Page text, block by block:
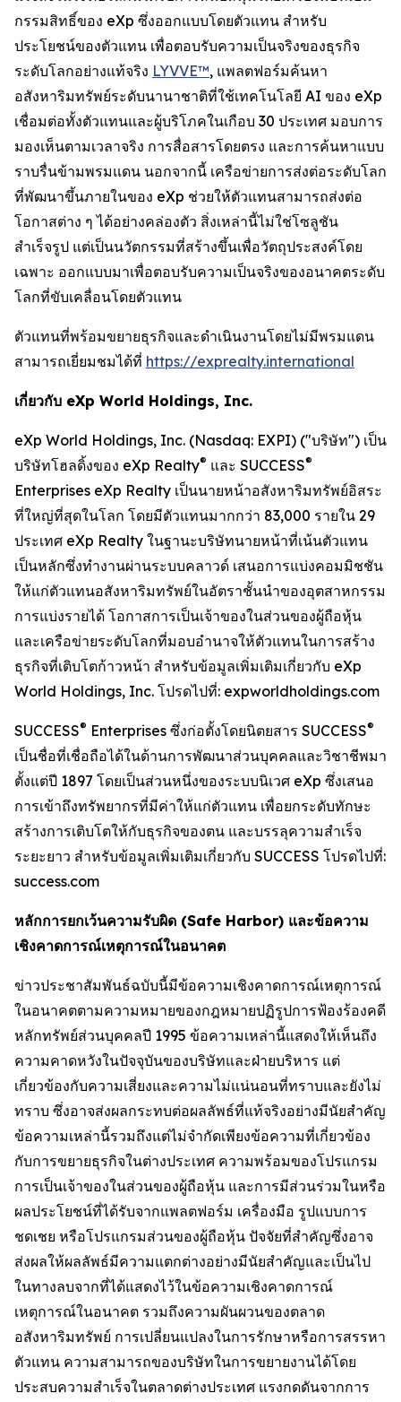
กรรมสิทธิ์ของ eXp ซึ่งออกแบบโดยตัวแทน สำหรับ
ประโยชน์ของตัวแทน เพื่อตอบรับความเป็นจริงของธุรกิจ
ระดับโลกอย่างแท้จริง LYVVE™, แพลตฟอร์มค้นหา
อสังหาริมทรัพย์ระดับนานาชาติที่ใช้เทคโนโลยี AI ของ eXp
เชื่อมต่อทั้งตัวแทนและผู้บริโภคในเกือบ 30 ประเทศ มอบการ
มองเห็นตามเวลาจริง การสื่อสารโดยตรง และการค้นหาแบบ
ราบรื่นข้ามพรมแดน นอกจากนี้ เครือข่ายการส่งต่อระดับโลก
ที่พัฒนาขึ้นภายในของ eXp ช่วยให้ตัวแทนสามารถส่งต่อ
โอกาสต่าง ๆ ได้อย่างคล่องตัว สิ่งเหล่านี้ไม่ใช่โซลูชัน
สำเร็จรูป แต่เป็นนวัตกรรมที่สร้างขึ้นเพื่อวัตถุประสงค์โดย
เฉพาะ ออกแบบมาเพื่อตอบรับความเป็นจริงของอนาคตระดับ
โลกที่ขับเคลื่อนโดยตัวแทน
ตัวแทนที่พร้อมขยายธุรกิจและดำเนินงานโดยไม่มีพรมแดน
สามารถเยี่ยมชมได้ที่ https://exprealty.international
เกี่ยวกับ eXp World Holdings, Inc.
eXp World Holdings, Inc. (Nasdaq: EXPI) ("บริษัท") เป็น
บริษัทโฮลดิ้งของ eXp Realty® และ SUCCESS®
Enterprises eXp Realty เป็นนายหน้าอสังหาริมทรัพย์อิสระ
ที่ใหญ่ที่สุดในโลก โดยมีตัวแทนมากกว่า 83,000 รายใน 29
ประเทศ eXp Realty ในฐานะบริษัทนายหน้าที่เน้นตัวแทน
เป็นหลักซึ่งทำงานผ่านระบบคลาวด์ เสนอการแบ่งคอมมิชชัน
ให้แก่ตัวแทนอสังหาริมทรัพย์ในอัตราชั้นนำของอุตสาหกรรม
การแบ่งรายได้ โอกาสการเป็นเจ้าของในส่วนของผู้ถือหุ้น
และเครือข่ายระดับโลกที่มอบอำนาจให้ตัวแทนในการสร้าง
ธุรกิจที่เติบโตก้าวหน้า สำหรับข้อมูลเพิ่มเติมเกี่ยวกับ eXp
World Holdings, Inc. โปรดไปที่: expworldholdings.com
SUCCESS® Enterprises ซึ่งก่อตั้งโดยนิตยสาร SUCCESS®
เป็นชื่อที่เชื่อถือได้ในด้านการพัฒนาส่วนบุคคลและวิชาชีพมา
ตั้งแต่ปี 1897 โดยเป็นส่วนหนึ่งของระบบนิเวศ eXp ซึ่งเสนอ
การเข้าถึงทรัพยากรที่มีค่าให้แก่ตัวแทน เพื่อยกระดับทักษะ
สร้างการเติบโตให้กับธุรกิจของตน และบรรลุความสำเร็จ
ระยะยาว สำหรับข้อมูลเพิ่มเติมเกี่ยวกับ SUCCESS โปรดไปที่:
success.com
หลักการยกเว้นความรับผิด (Safe Harbor) และข้อความ
เชิงคาดการณ์เหตุการณ์ในอนาคต
ข่าวประชาสัมพันธ์ฉบับนี้มีข้อความเชิงคาดการณ์เหตุการณ์
ในอนาคตตามความหมายของกฎหมายปฏิรูปการฟ้องร้องคดี
หลักทรัพย์ส่วนบุคคลปี 1995 ข้อความเหล่านี้แสดงให้เห็นถึง
ความคาดหวังในปัจจุบันของบริษัทและฝ่ายบริหาร แต่
เกี่ยวข้องกับความเสี่ยงและความไม่แน่นอนที่ทราบและยังไม่
ทราบ ซึ่งอาจส่งผลกระทบต่อผลลัพธ์ที่แท้จริงอย่างมีนัยสำคัญ
ข้อความเหล่านี้รวมถึงแต่ไม่จำกัดเพียงข้อความที่เกี่ยวข้อง
กับการขยายธุรกิจในต่างประเทศ ความพร้อมของโปรแกรม
การเป็นเจ้าของในส่วนของผู้ถือหุ้น และการมีส่วนร่วมในหรือ
ผลประโยชน์ที่ได้รับจากแพลตฟอร์ม เครื่องมือ รูปแบบการ
ชดเชย หรือโปรแกรมส่วนของผู้ถือหุ้น ปัจจัยที่สำคัญซึ่งอาจ
ส่งผลให้ผลลัพธ์มีความแตกต่างอย่างมีนัยสำคัญและเป็นไป
ในทางลบจากที่ได้แสดงไว้ในข้อความเชิงคาดการณ์
เหตุการณ์ในอนาคต รวมถึงความผันผวนของตลาด
อสังหาริมทรัพย์ การเปลี่ยนแปลงในการรักษาหรือการสรรหา
ตัวแทน ความสามารถของบริษัทในการขยายงานได้โดย
ประสบความสำเร็จในตลาดต่างประเทศ แรงกดดันจากการ